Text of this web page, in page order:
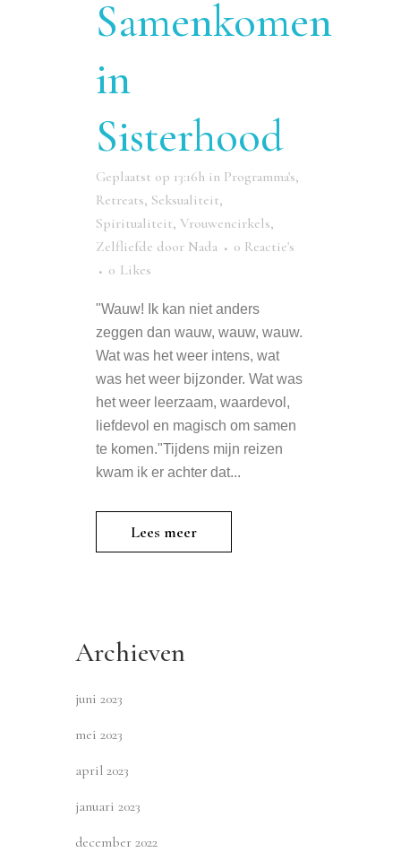
Samenkomen
in
Sisterhood
Geplaatst op 13:16h in Programma's,
Retreats, Seksualiteit,
Spiritualiteit, Vrouwencirkels,
Zelfliefde door Nada
0 Reactie's
0 Likes
"Wauw! Ik kan niet anders
zeggen dan wauw, wauw, wauw.
Wat was het weer intens, wat
was het weer bijzonder. Wat was
het weer leerzaam, waardevol,
liefdevol en magisch om samen
te komen."Tijdens mijn reizen
kwam ik er achter dat...
Lees meer
Archieven
juni 2023
mei 2023
april 2023
januari 2023
december 2022